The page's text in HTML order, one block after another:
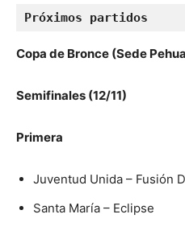
Próximos partidos
Copa de Bronce (Sede
Semifinales (12/11)
Primera
Juventud Unida – Fusión
Santa María – Eclipse